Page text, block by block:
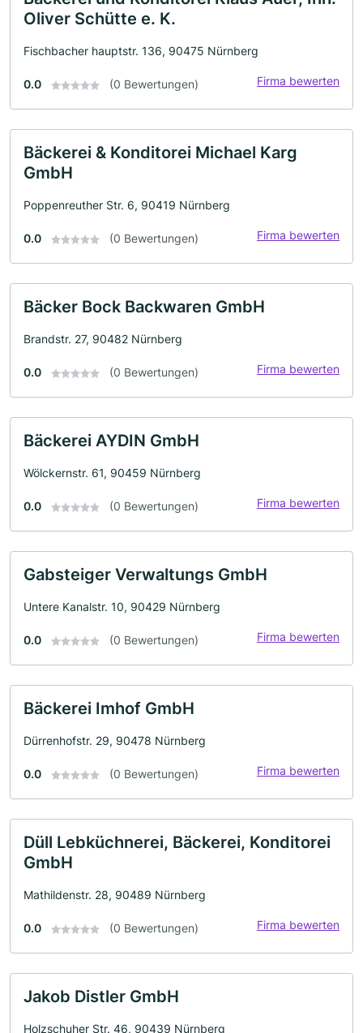
Oliver Schütte e. K.
Fischbacher hauptstr. 136, 90475 Nürnberg
0.0 (0 Bewertungen) Firma bewerten
Bäckerei & Konditorei Michael Karg
GmbH
Poppenreuther Str. 6, 90419 Nürnberg
0.0 (0 Bewertungen) Firma bewerten
Bäcker Bock Backwaren GmbH
Brandstr. 27, 90482 Nürnberg
0.0 (0 Bewertungen) Firma bewerten
Bäckerei AYDIN GmbH
Wölckernstr. 61, 90459 Nürnberg
0.0 (0 Bewertungen) Firma bewerten
Gabsteiger Verwaltungs GmbH
Untere Kanalstr. 10, 90429 Nürnberg
0.0 (0 Bewertungen) Firma bewerten
Bäckerei Imhof GmbH
Dürrenhofstr. 29, 90478 Nürnberg
0.0 (0 Bewertungen) Firma bewerten
Düll Lebküchnerei, Bäckerei, Konditorei
GmbH
Mathildenstr. 28, 90489 Nürnberg
0.0 (0 Bewertungen) Firma bewerten
Jakob Distler GmbH
Holzschuher Str. 46, 90439 Nürnberg